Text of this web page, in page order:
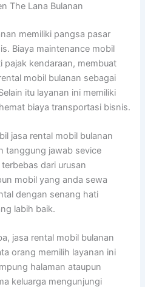
The Lana Bulanan
memiliki pangsa pasar
Biaya maintenance mobil
pajak kendaraan, membuat
mobil bulanan sebagai
itu layanan ini memiliki
biaya transportasi bisnis.
jasa rental mobil bulanan
tanggung jawab sevice
dari urusan
mobil yang anda sewa
dengan senang hati
labih baik.
jasa rental mobil bulanan
orang memilih layanan ini
halaman ataupun
keluarga mengunjungi